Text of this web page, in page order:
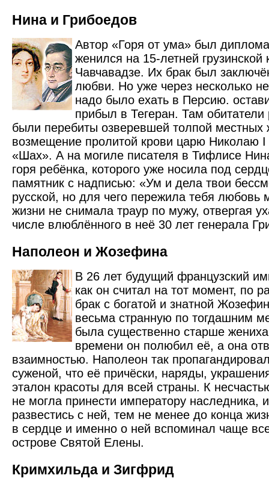
Нина и Грибоедов
Автор «Горя от ума» был
женился на 15-летней
Чавчавадзе. Их брак был
любви. Но уже через несколько
надо было ехать в Персию.
прибыл в Тегеран. Там обитатели
были перебиты озверевшей толпой местных
возмещение пролитой крови царю Николаю
«Шах». А на могиле писателя в Тифлисе
горя ребёнка, которого уже носила под
памятник с надписью: «Ум и дела твои
русской, но для чего пережила тебя любовь
жизни не снимала траур по мужу, отвергая
числе влюблённого в неё 30 лет генерала
Наполеон и Жозефина
В 26 лет будущий француз­ский
как он считал на тот момент, по
брак с богатой и знатной
весьма странную по тогдашним
была существенно старше
времени он полюбил её, а она
взаимностью. Наполеон так
суженой, что её причёски, наряды,
эталон красоты для всей страны. К
не могла принести императору наследника,
развестись с ней, тем не менее до конца
в сердце и именно о ней вспоминал чаще
острове Святой Елены.
Кримхильда и Зигфрид